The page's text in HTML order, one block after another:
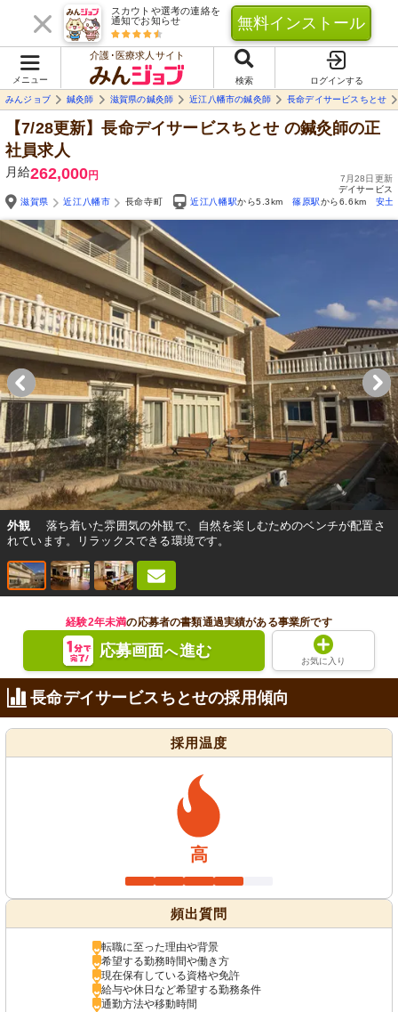
スカウトや選考の連絡を
通知でお知らせ
無料インストール
メニュー
介護･医療求人サイト
検索
ログインする
みんジョブ
鍼灸師 滋賀県の鍼灸師 近江八幡市の鍼灸師 長命デイサービスちとせ
【7/28更新】長命デイサービスちとせ の鍼灸師の正
社員求人
月給262,000円
7月28日更新
デイサービス
滋賀県
近江八幡市 長命寺町 近江八幡駅から5.3km 篠原駅から6.6km 安土
外観
落ち着いた雰囲気の外観で、自然を楽しむためのベンチが配置さ
れています。リラックスできる環境です。
経験2年未満の応募者の書類通過実績がある事業所です
応募画面へ進む
お気に入り
長命デイサービスちとせの採用傾向
採用温度
高
頻出質問
転職に至った理由や背景
希望する勤務時間や働き方
現在保有している資格や免許
給与や休日など希望する勤務条件
通勤方法や移動時間